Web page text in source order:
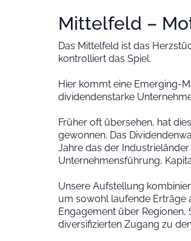
Mittelfeld –
Das Mittelfeld ist das
kontrolliert das Spiel.
Hier kommt eine Emerging-
dividendenstarke
Früher oft übersehen, hat
gewonnen. Das
Jahre das der
Unternehmensführung,
Unsere Aufstellung
um sowohl laufende Erträge
Engagement über Regionen,
diversifizierten Zugang zu